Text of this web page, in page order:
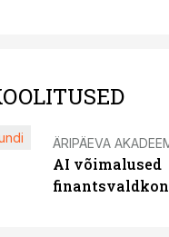
ÄRIPÄEVA
AI võimalused